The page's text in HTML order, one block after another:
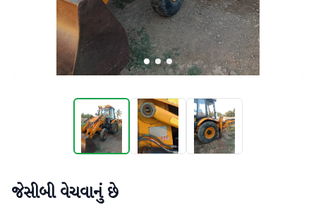
જેસીબી વેચવાનું છે